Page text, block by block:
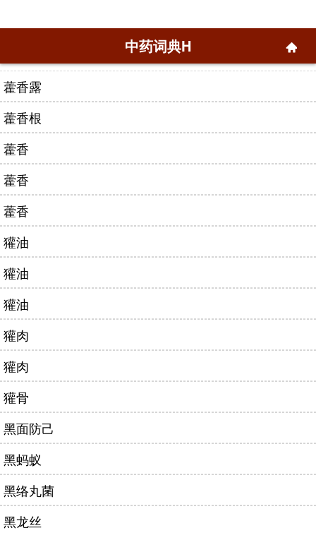
中药词典H
藿香露
藿香根
藿香
藿香
藿香
獾油
獾油
獾油
獾肉
獾肉
獾骨
黑面防己
黑蚂蚁
黑络丸菌
黑龙丝